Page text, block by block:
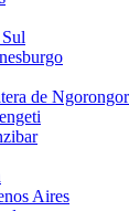
de
Aires